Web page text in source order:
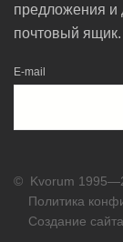
предложения
почтовый ящик.
E-mail
© Kvorum
Политика
Создание